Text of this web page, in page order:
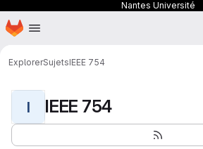
Nantes Université
Passer au contenu principal
Page d'accueil
ExplorerSujetsIEEE 754
I IEEE 754